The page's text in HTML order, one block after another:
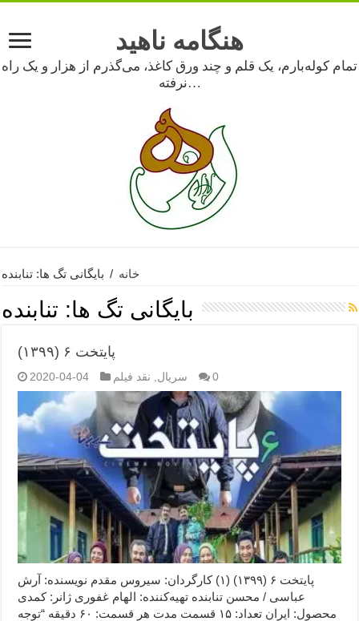
هنگامه ناهید
تمام کوله‌بارم، یک قلم و چند ورق کاغذ، می‌گذرم از هزار و یک راه
نرفته…
خانه / بایگانی تگ ها: تنابنده
بایگانی تگ ها: تنابنده
پایتخت ۶ (۱۳۹۹)
2020-04-04 سریال نقد فیلم 0
پایتخت ۶ (۱۳۹۹) (۱) کارگردان: سیروس مقدم نویسنده: آرش
عباسی / محسن تنابنده تهیه‌کننده: الهام غفوری ژانر: کمدی
محصول: ایران تعداد: ۱۵ قسمت مدت هر قسمت: ۶۰ دقیقه “توجه